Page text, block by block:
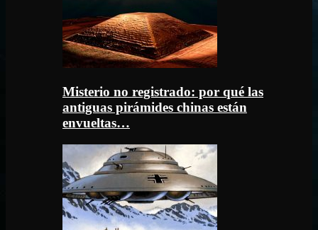
Misterio no registrado: por qué las
antiguas pirámides chinas están
envueltas…